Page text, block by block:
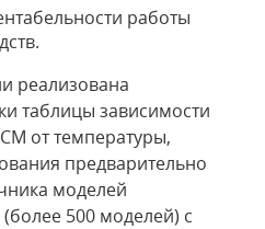
работы
реализована
таблицы зависимости
от температуры,
предварительно
моделей
500 моделей) с